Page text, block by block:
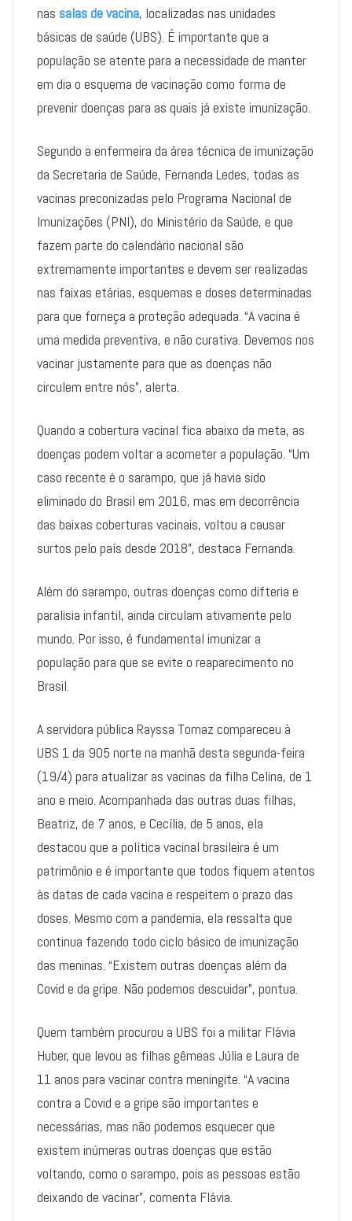
nas salas de vacina, localizadas nas unidades
básicas de saúde (UBS). É importante que a
população se atente para a necessidade de manter
em dia o esquema de vacinação como forma de
prevenir doenças para as quais já existe imunização.
Segundo a enfermeira da área técnica de imunização
da Secretaria de Saúde, Fernanda Ledes, todas as
vacinas preconizadas pelo Programa Nacional de
Imunizações (PNI), do Ministério da Saúde, e que
fazem parte do calendário nacional são
extremamente importantes e devem ser realizadas
nas faixas etárias, esquemas e doses determinadas
para que forneça a proteção adequada. “A vacina é
uma medida preventiva, e não curativa. Devemos nos
vacinar justamente para que as doenças não
circulem entre nós”, alerta.
Quando a cobertura vacinal fica abaixo da meta, as
doenças podem voltar a acometer a população. “Um
caso recente é o sarampo, que já havia sido
eliminado do Brasil em 2016, mas em decorrência
das baixas coberturas vacinais, voltou a causar
surtos pelo país desde 2018”, destaca Fernanda.
Além do sarampo, outras doenças como difteria e
paralisia infantil, ainda circulam ativamente pelo
mundo. Por isso, é fundamental imunizar a
população para que se evite o reaparecimento no
Brasil.
A servidora pública Rayssa Tomaz compareceu à
UBS 1 da 905 norte na manhã desta segunda-feira
(19/4) para atualizar as vacinas da filha Celina, de 1
ano e meio. Acompanhada das outras duas filhas,
Beatriz, de 7 anos, e Cecília, de 5 anos, ela
destacou que a política vacinal brasileira é um
patrimônio e é importante que todos fiquem atentos
às datas de cada vacina e respeitem o prazo das
doses. Mesmo com a pandemia, ela ressalta que
continua fazendo todo ciclo básico de imunização
das meninas. “Existem outras doenças além da
Covid e da gripe. Não podemos descuidar”, pontua.
Quem também procurou a UBS foi a militar Flávia
Huber, que levou as filhas gêmeas Júlia e Laura de
11 anos para vacinar contra meningite. “A vacina
contra a Covid e a gripe são importantes e
necessárias, mas não podemos esquecer que
existem inúmeras outras doenças que estão
voltando, como o sarampo, pois as pessoas estão
deixando de vacinar”, comenta Flávia.